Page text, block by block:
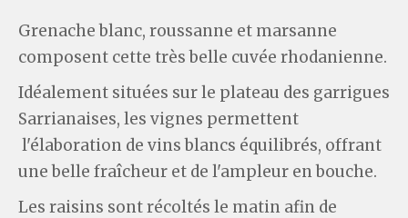
Grenache blanc, roussanne et marsanne
composent cette très belle cuvée rhodanienne.
Idéalement situées sur le plateau des garrigues
Sarrianaises, les vignes permettent
l'élaboration de vins blancs équilibrés, offrant
une belle fraîcheur et de l'ampleur en bouche.
Les raisins sont récoltés le matin afin de